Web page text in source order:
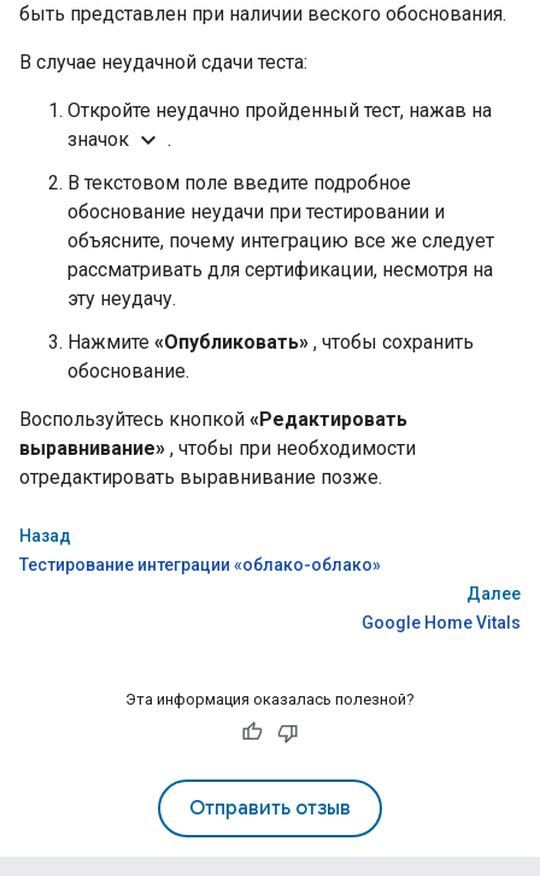
быть представлен при наличии веского обоснования.
В случае неудачной сдачи теста:
Откройте неудачно пройденный тест, нажав на
значок expand_more .
В текстовом поле введите подробное
обоснование неудачи при тестировании и
объясните, почему интеграцию все же следует
рассматривать для сертификации, несмотря на
эту неудачу.
Нажмите «Опубликовать» , чтобы сохранить
обоснование.
Воспользуйтесь кнопкой «Редактировать
выравнивание» , чтобы при необходимости
отредактировать выравнивание позже.
Назад
Тестирование интеграции «облако-облако»
Далее
Google Home Vitals
Эта информация оказалась полезной?
Отправить отзыв